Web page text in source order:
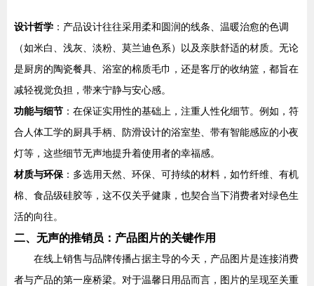
设计哲学 ：产品设计往往采用柔和圆润的线条、温暖治愈的色调
（如米白、浅灰、淡粉、莫兰迪色系）以及亲肤舒适的材质。无论
是厨房的陶瓷餐具、浴室的棉质毛巾，还是客厅的收纳篮，都旨在
减轻视觉负担，带来宁静与安心感。
功能与细节 ：在保证实用性的基础上，注重人性化细节。例如，符
合人体工学的厨具手柄、防滑设计的浴室垫、带有智能感应的小夜
灯等，这些细节无声地提升着使用者的幸福感。
材质与环保 ：多选用天然、环保、可持续的材料，如竹纤维、有机
棉、食品级硅胶等，这不仅关乎健康，也契合当下消费者对绿色生
活的向往。
二、无声的推销员：产品图片的关键作用
在线上销售与品牌传播占据主导的今天，产品图片是连接消费
者与产品的第一座桥梁。对于温馨日用品而言，图片的呈现至关重